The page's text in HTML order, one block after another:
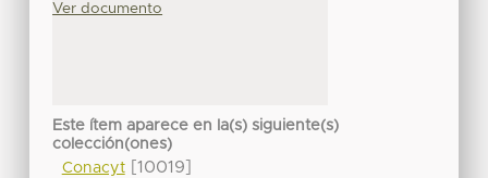
Ver documento
Este ítem aparece en la(s) siguiente(s)
colección(ones)
Conacyt[10019]